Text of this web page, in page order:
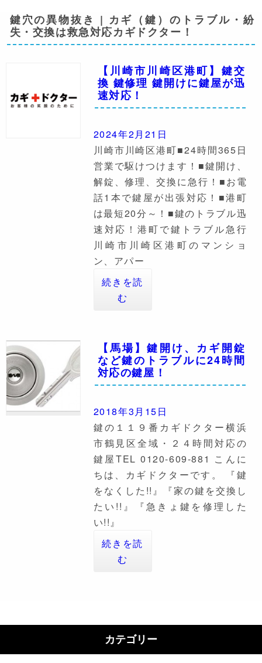
鍵穴の異物抜き | カギ（鍵）のトラブル・紛
失・交換は救急対応カギドクター！
【川崎市川崎区港町】鍵交
換 鍵修理 鍵開けに鍵屋が迅
速対応！
2024年2月21日
川崎市川崎区港町■24時間365日
営業で駆けつけます！■鍵開け、
解錠、修理、交換に急行！■お電
話1本で鍵屋が出張対応！■港町
は最短20分～！■鍵のトラブル迅
速対応！港町で鍵トラブル急行
川崎市川崎区港町のマンショ
ン、アパー
続きを読
む
【馬場】鍵開け、カギ開錠
など鍵のトラブルに24時間
対応の鍵屋！
2018年3月15日
鍵の１１９番カギドクター横浜
市鶴見区全域・２４時間対応の
鍵屋TEL 0120-609-881 こんに
ちは、カギドクターです。 『鍵
をなくした!!』『家の鍵を交換し
たい!!』『急きょ鍵を修理した
い!!』
続きを読
む
カテゴリー